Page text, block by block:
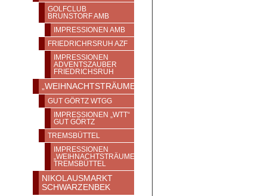
GOLFCLUB
BRUNSTORF AMB
IMPRESSIONEN AMB
FRIEDRICHRSRUH AZF
IMPRESSIONEN
ADVENTSZAUBER
FRIEDRICHSRUH
„WEIHNACHTSTRÄUME“
GUT GÖRTZ WTGG
IMPRESSIONEN „WTT“
GUT GÖRTZ
TREMSBÜTTEL
IMPRESSIONEN
„WEIHNACHTSTRÄUME“
TREMSBÜTTEL
NIKOLAUSMARKT
SCHWARZENBEK